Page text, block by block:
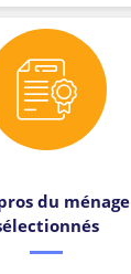
du ménage